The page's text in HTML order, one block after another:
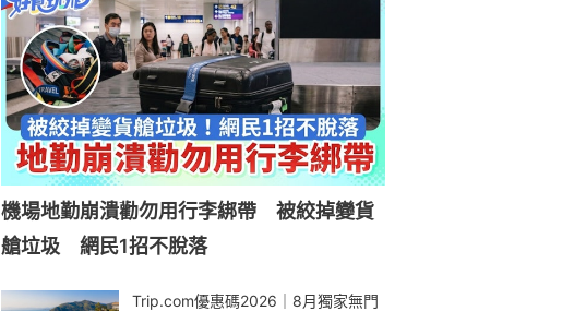
機場地勤崩潰勸勿用行李綁帶 被絞掉變貨
艙垃圾 網民1招不脫落
Trip.com優惠碼2026｜8月獨家無門